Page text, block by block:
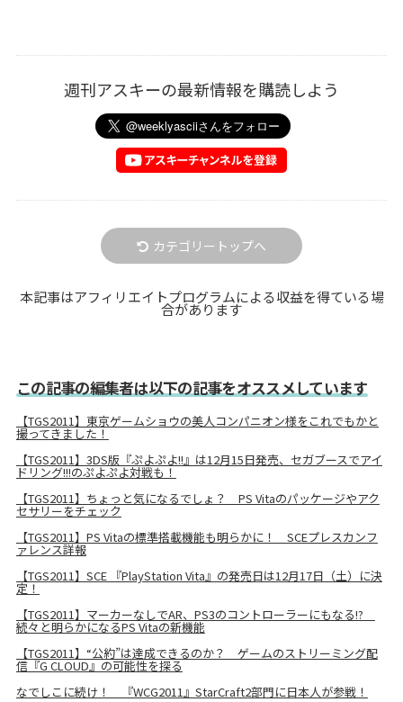
週刊アスキーの最新情報を購読しよう
カテゴリートップへ
本記事はアフィリエイトプログラムによる収益を得ている場
合があります
この記事の編集者は以下の記事をオススメしています
【TGS2011】東京ゲームショウの美人コンパニオン様をこれでもかと
撮ってきました！
【TGS2011】3DS版『ぷよぷよ!!』は12月15日発売、セガブースでアイ
ドリング!!!のぷよぷよ対戦も！
【TGS2011】ちょっと気になるでしょ？ PS Vitaのパッケージやアク
セサリーをチェック
【TGS2011】PS Vitaの標準搭載機能も明らかに！ SCEプレスカンフ
ァレンス詳報
【TGS2011】SCE 『PlayStation Vita』の発売日は12月17日（土）に決
定！
【TGS2011】マーカーなしでAR、PS3のコントローラーにもなる!?
続々と明らかになるPS Vitaの新機能
【TGS2011】“公約”は達成できるのか？ ゲームのストリーミング配
信『G CLOUD』の可能性を探る
なでしこに続け！ 『WCG2011』StarCraft2部門に日本人が参戦！